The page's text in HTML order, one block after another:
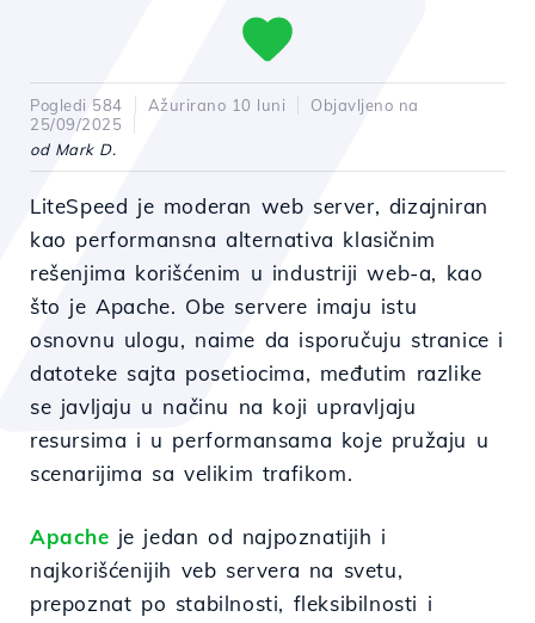
Pogledi 584 Ažurirano 10 luni
Objavljeno na
25/09/2025
od Mark D.
LiteSpeed je moderan web server, dizajniran
kao performansna alternativa klasičnim
rešenjima korišćenim u industriji web-a, kao
što je Apache. Obe servere imaju istu
osnovnu ulogu, naime da isporučuju stranice i
datoteke sajta posetiocima, međutim razlike
se javljaju u načinu na koji upravljaju
resursima i u performansama koje pružaju u
scenarijima sa velikim trafikom.
Apache je jedan od najpoznatijih i
najkorišćenijih veb servera na svetu,
prepoznat po stabilnosti, fleksibilnosti i